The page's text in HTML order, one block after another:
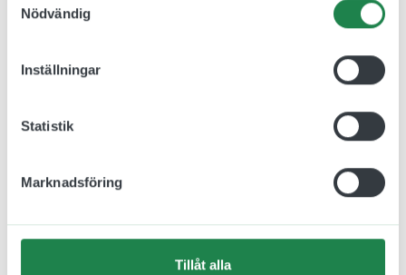
Nödvändig
Inställningar
Statistik
Marknadsföring
Tillåt alla
Gravskylt Mässing 100 x
Gravskylt Mässing 200 x